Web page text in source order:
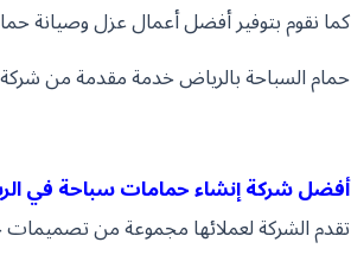
كما نقوم بتوفير أفضل أعمال عزل وصيانة
حمام السباحة بالرياض خدمة مقدمة من
أفضل شركة إنشاء حمامات سباحة في
تقدم الشركة لعملائها مجموعة من تصميمات